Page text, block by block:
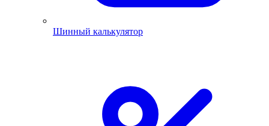
Шинный калькулятор